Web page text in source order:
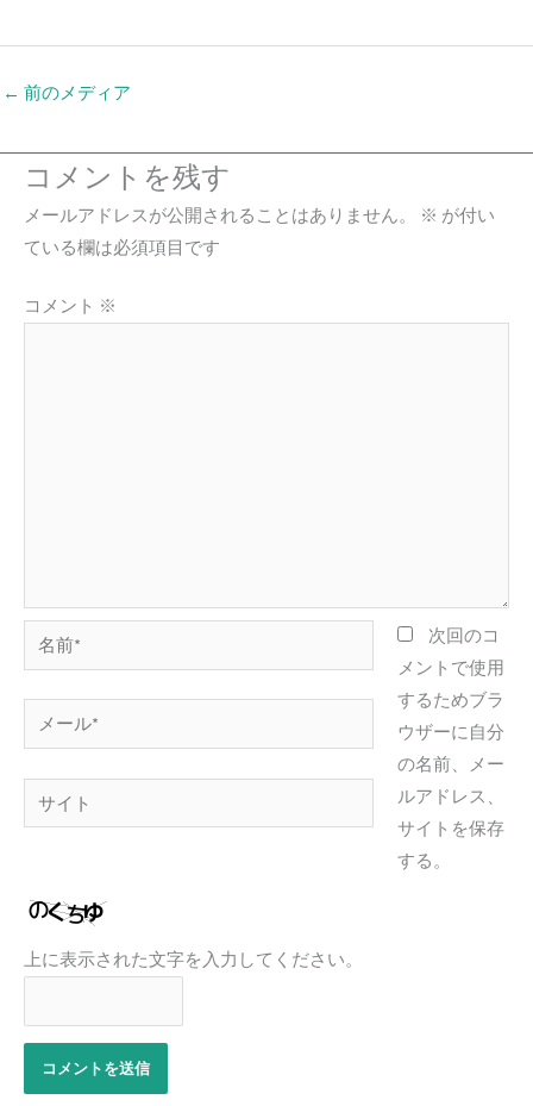
← 前のメディア
コメントを残す
メールアドレスが公開されることはありません。 ※ が付い
ている欄は必須項目です
コメント ※
前
*
ー
ル
イ
次回のコ
メントで使用
するためブラ
ウザーに自分
の名前、メー
ルアドレス、
サイトを保存
する。
上に表示された文字を入力してください。